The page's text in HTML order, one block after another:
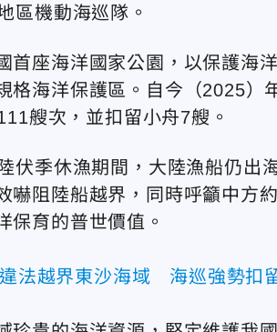
區機動海巡隊。
首座海洋國家公園，以保護海
格海洋保護區。自今（2025）
艘次，並扣留小舟7艘。
伏季休漁期間，大陸漁船仍出
嚇阻陸船越界，同時呼籲中方
保育的普世價值。
違法越界東沙海域 海巡強勢扣